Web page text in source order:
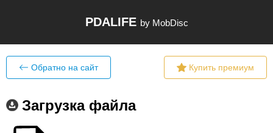
PDALIFE by MobDisc
Обратно на сайт Купить премиум
Загрузка файла